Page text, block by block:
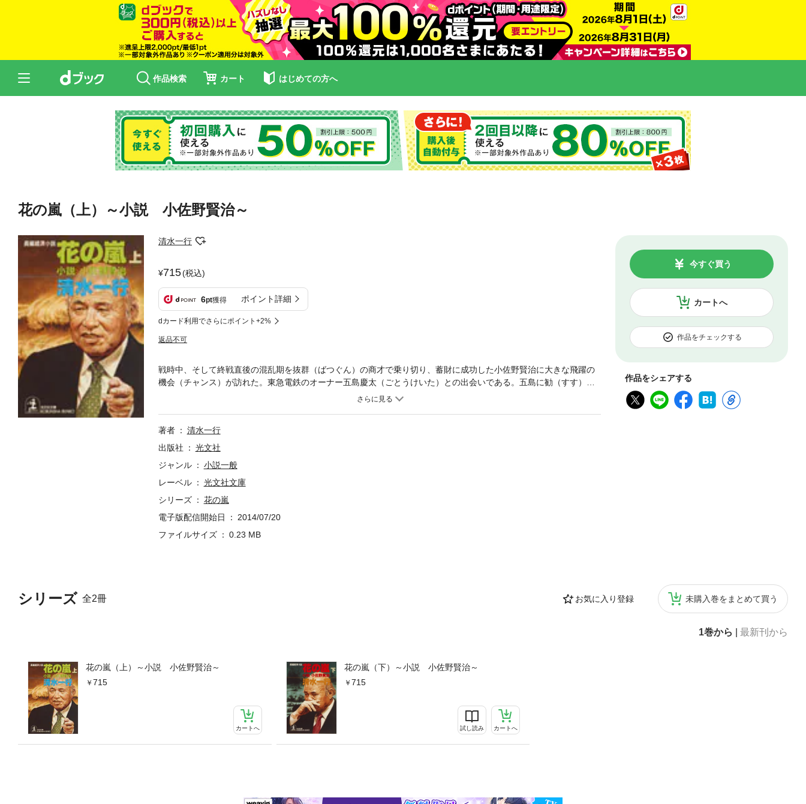
作品検索 カート はじめての方へ
花の嵐（上）～小説 小佐野賢治～
清水一行
715(税込)
6pt獲得 ポイント詳細
dカード利用でさらにポイント+2%
返品不可
カートへ
今すぐ買う
作品をチェックする
作品をシェアする
シリーズ 全2冊 お気に入り登録 未購入巻をまとめて買う
1巻から 最新刊から
花の嵐（上）～小説 小佐野賢治～
715
カートへ
花の嵐（下）～小説 小佐野賢治～
715
試し読み カートへ
戦時中、そして終戦直後の混乱期を抜群（ばつぐん）の商才で乗り切り、蓄財に成功した小佐野賢治に大きな飛躍の
機会（チャンス）が訪れた。東急電鉄のオーナー五島慶太（ごとうけいた）との出会いである。五島に勧（すす）め
られた箱根の強羅（ごうら）ホテルの買収、これが賢治にツキをもたらした。熱海、山中湖に所有のホテルが駐留米
著者
清水一行
出版社
光文社
ジャンル
小説一般
レーベル
光文社文庫
シリーズ
花の嵐
電子版配信開始日
2014/07/20
ファイルサイズ
0.23 MB